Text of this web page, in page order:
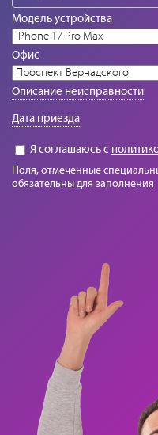
Модель устройства
Офис
Описание неисправности
Дата приезда
Я соглашаюсь с
Поля, отмеченные
обязательны для заполнения